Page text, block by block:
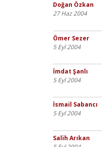
Doğan Özkan
27 Haz 2004
Ömer Sezer
5 Eyl 2004
İmdat Şanlı
5 Eyl 2004
İsmail Sabancı
5 Eyl 2004
Salih Arıkan